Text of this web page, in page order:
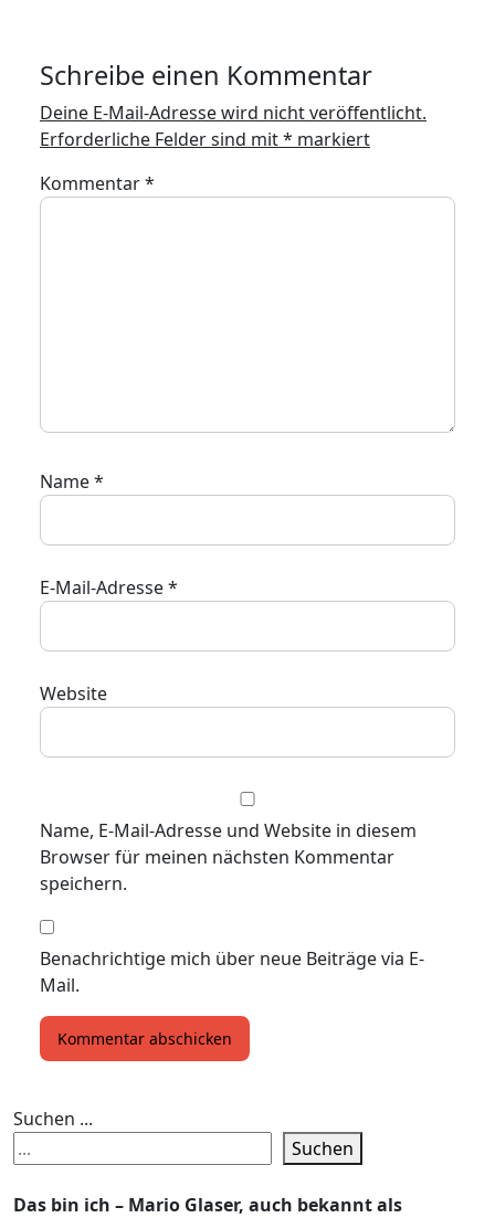
Schreibe einen Kommentar
Deine E-Mail-Adresse wird nicht veröffentlicht.
Erforderliche Felder sind mit* markiert
Kommentar*
Name*
E-Mail-Adresse*
Website
Name, E-Mail-Adresse und Website in diesem
Browser für meinen nächsten Kommentar
speichern.
Benachrichtige mich über neue Beiträge via E-
Mail.
Suchen ...
Suchen
Das bin ich – Mario Glaser, auch bekannt als